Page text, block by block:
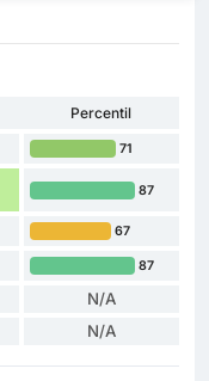
Percentil
71
87
67
87
N/A
N/A